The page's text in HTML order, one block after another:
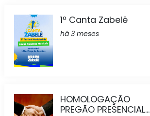
1º Canta Zabelê
há 3 meses
HOMOLOGAÇÃO
PREGÃO PRESENCIAL...